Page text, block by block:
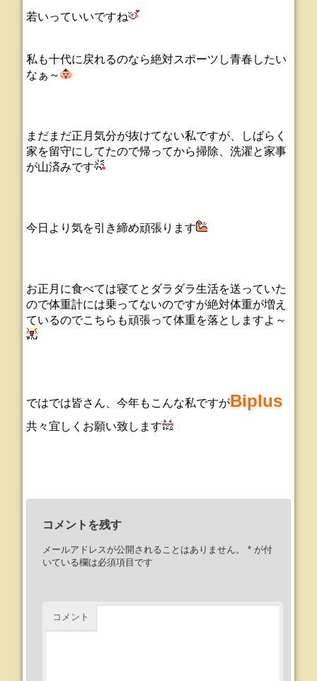
若いっていいですね
私も十代に戻れるのなら絶対スポーツし青春したい
なぁ～
まだまだ正月気分が抜けてない私ですが、しばらく
家を留守にしてたので帰ってから掃除、洗濯と家事
が山済みです
今日より気を引き締め頑張ります
お正月に食べては寝てとダラダラ生活を送っていた
ので体重計には乗ってないのですが絶対体重が増え
ているのでこちらも頑張って体重を落としますよ～
ではでは皆さん、今年もこんな私ですがBiplus
共々宜しくお願い致します
コメントを残す
メールアドレスが公開されることはありません。 *が付
いている欄は必須項目です
コメント